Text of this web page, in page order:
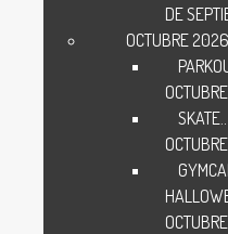
Eventos
Petanca Infantil / Jornada
de Puertas Abiertas. 24 de
DE
OCTUBRE 2026